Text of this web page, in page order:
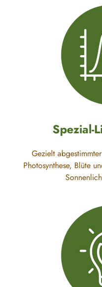
Spezial-
Gezielt
Photosynthese, Blüte